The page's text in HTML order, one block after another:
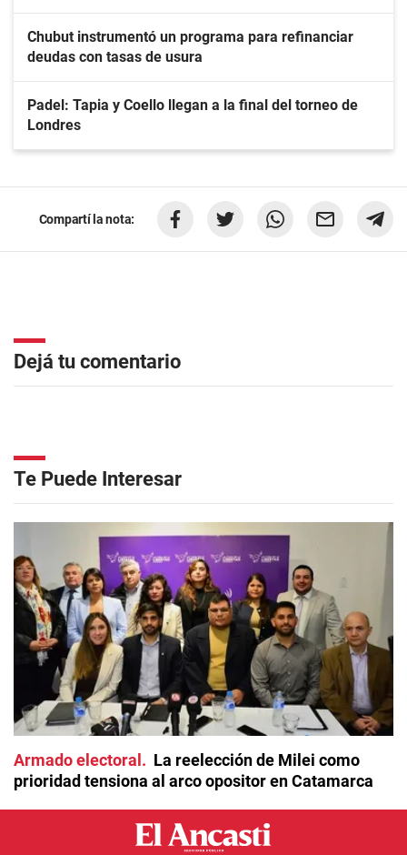
Chubut instrumentó un programa para refinanciar
deudas con tasas de usura
Padel: Tapia y Coello llegan a la final del torneo de
Londres
Compartí la nota:
Dejá tu comentario
Te Puede Interesar
Armado electoral
La reelección de Milei como
prioridad tensiona al arco opositor en Catamarca